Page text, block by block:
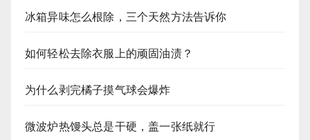
冰箱异味怎么根除，三个天然方法告诉你
如何轻松去除衣服上的顽固油渍？
为什么剥完橘子摸气球会爆炸
微波炉热馒头总是干硬，盖一张纸就行